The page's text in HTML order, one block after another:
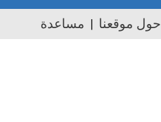
حول موقعنا مساعدة